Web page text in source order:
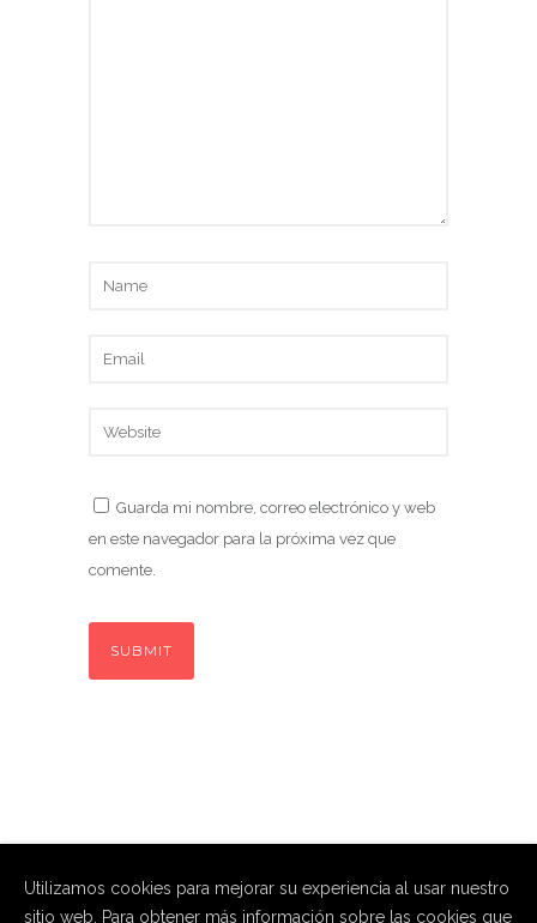
Guarda mi nombre, correo electrónico y web
en este navegador para la próxima vez que
comente.
Utilizamos cookies para mejorar su experiencia al usar nuestro
sitio web. Para obtener más información sobre las cookies que